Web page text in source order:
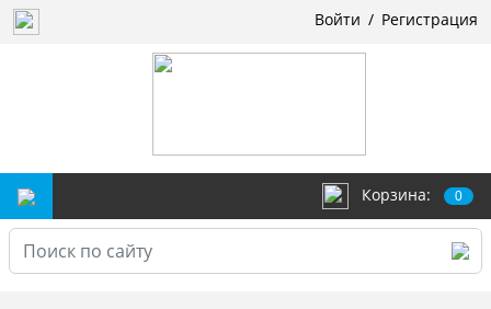
Войти / Регистрация
Корзина: 0